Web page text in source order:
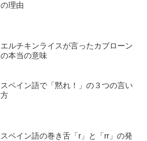
の理由
エルチキンライスが言ったカブローン
の本当の意味
スペイン語で「黙れ！」の３つの言い
方
スペイン語の巻き舌「r」と「rr」の発